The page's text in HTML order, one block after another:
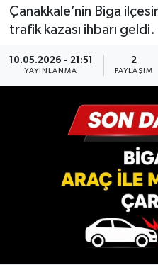
Çanakkale’nin Biga
trafik kazası ihbarı geldi.
10.05.2026 - 21:51
YAYINLANMA
2
PAYLAŞIM
Ekonomi
Genel
Gündem
İlan
Kültür Sanat